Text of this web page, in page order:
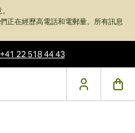
正在經歷高電話和電郵量。所有訊息
+41 22 518 44 43